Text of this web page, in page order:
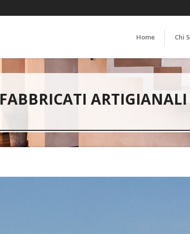
Home Chi